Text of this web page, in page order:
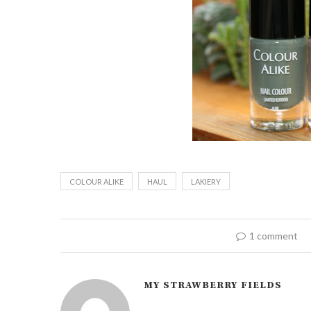
COLOUR ALIKE HAUL LAKIERY
1 comment
MY STRAWBERRY FIELDS